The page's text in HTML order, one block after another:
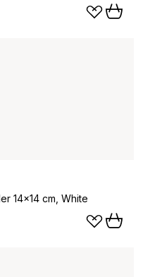
14x14 cm, White